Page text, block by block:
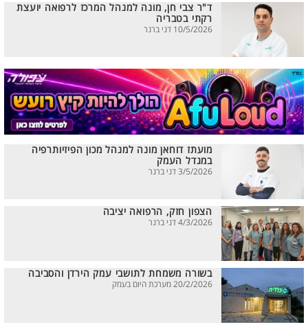
ד"ר צבי חן, מונה למנהל המרכז לרפואה יועצת
רקתי בטבריה
10/5/2026 דני ברנר
מועתז דוחאן מונה למנהל מכון הפיזיותרפיה
במגדל העמק
3/5/2026 דני ברנר
הצפון חזק, הרפואה יציבה
4/3/2026 דני ברנר
בשורה משמחת לתושבי עמק הירדן והסביבה
20/2/2026 מערכת היום בעמק